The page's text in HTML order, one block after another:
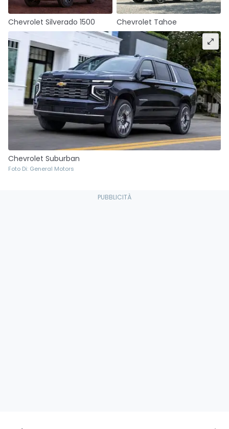
Chevrolet Silverado 1500 Chevrolet Tahoe
Chevrolet Suburban
Foto Di: General Motors